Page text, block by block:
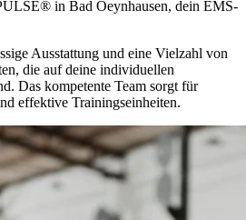
in Bad Oeynhausen, dein EMS-
Ausstattung und eine Vielzahl von
die auf deine individuellen
Das kompetente Team sorgt für
effektive Trainingseinheiten.